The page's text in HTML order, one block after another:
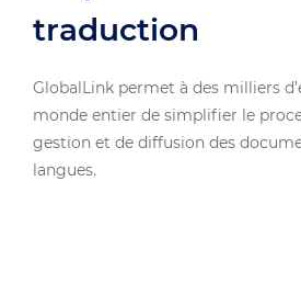
traduction
GlobalLink permet à des milliers
monde entier de simplifier le
gestion et de diffusion des
langues.